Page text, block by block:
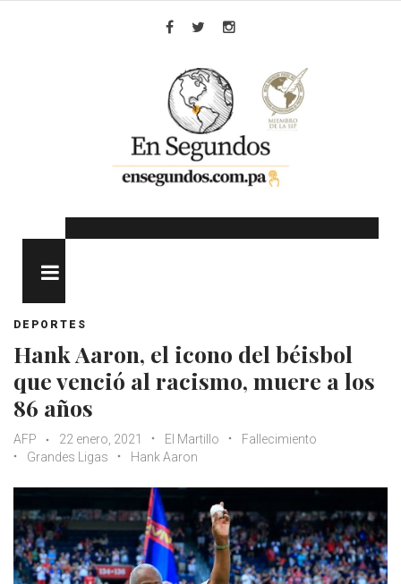
DEPORTES
Hank Aaron, el icono del béisbol
que venció al racismo, muere a los
86 años
AFP 22 enero, 2021 El Martillo
Fallecimiento
Grandes Ligas
Hank Aaron